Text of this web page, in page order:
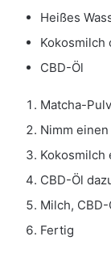
Heißes
Kokosmilch
CBD-Öl
Matcha-
Nimm
Kokosmilch
CBD-Öl
Milch,
Fertig